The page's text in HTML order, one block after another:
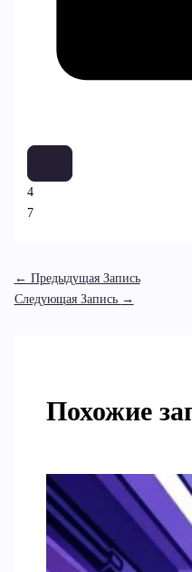
4
7
← Предыдущая Запись
Следующая Запись →
Похожие